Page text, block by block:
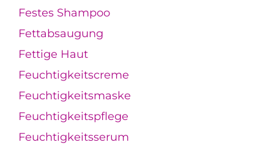
Festes Shampoo
Fettabsaugung
Fettige Haut
Feuchtigkeitscreme
Feuchtigkeitsmaske
Feuchtigkeitspflege
Feuchtigkeitsserum